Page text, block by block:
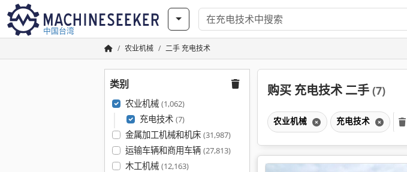
中国台湾
农业机械 二手 充电技术
类别
农业机械 (1,062)
充电技术 (7)
金属加工机械和机床 (31,987)
运输车辆和商用车辆 (27,813)
木工机械 (12,163)
购买 充电技术 二手 (7)
农业机械 充电技术